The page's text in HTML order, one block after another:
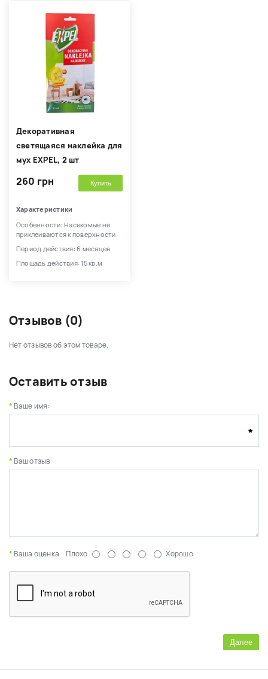
Декоративная
светящаяся наклейка для
мух EXPEL, 2 шт
260 грн Купить
Характеристики
Особенности: Насекомые не
приклеиваются к поверхности
Период действия: 6 месяцев
Площадь действия: 15 кв.м
Отзывов (0)
Нет отзывов об этом товаре.
Оставить отзыв
Ваше имя:
Ваш отзыв
Ваша оценка Плохо Хорошо
Далее